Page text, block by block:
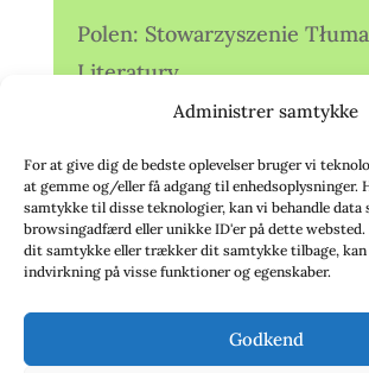
Administrer samtykke
For at give dig de bedste oplevelser bruger vi
at gemme og/eller få adgang til enhedsoplysninger.
samtykke til disse teknologier, kan vi behandle data
browsingadfærd eller unikke ID'er på dette
dit samtykke eller trækker dit samtykke tilbage, kan
indvirkning på visse funktioner og egenskaber.
Godkend
Polen: Stowarzyszenie
Literatury
Storbritannien: Translators
Association (TA)
Sverige: Översättarsektionen
Sverige: Översättarcentrum
deutschsprachiger